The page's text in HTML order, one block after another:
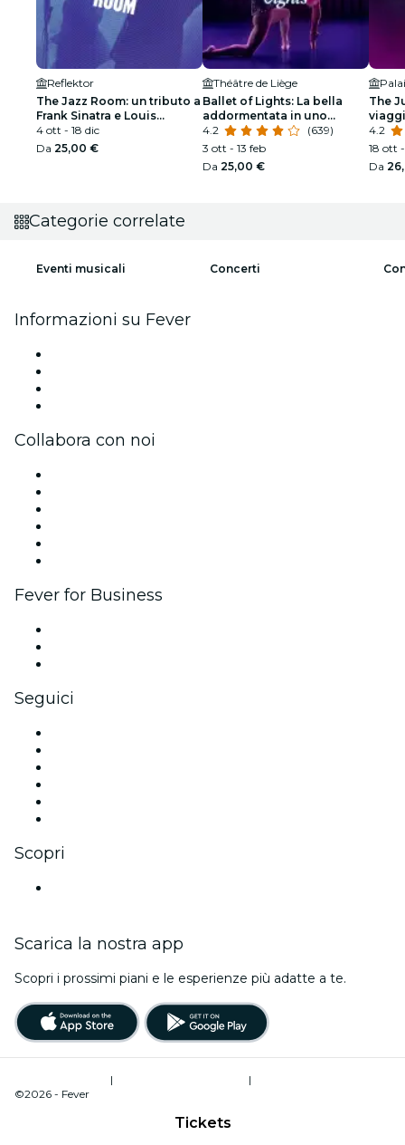
Tickets
Reflektor
The Jazz Room: un tributo a
Frank Sinatra e Louis
Armstrong
4 ott - 18 dic
Da 25,00 €
Théâtre de Liège
Ballet of Lights: La bella
addormentata in uno
spettacolo scintillante
4.2
(639)
3 ott - 13 feb
Da 25,00 €
The
4.2
18 ott
Da
Categorie correlate
Eventi musicali Concerti
Informazioni su Fever
Collabora con noi
Fever for Business
Seguici
Scopri
Scarica la nostra app
Scopri i prossimi piani e le esperienze più adatte a te.
| |
©2026 - Fever